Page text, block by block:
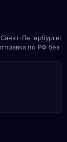
Петербурге:
по РФ без